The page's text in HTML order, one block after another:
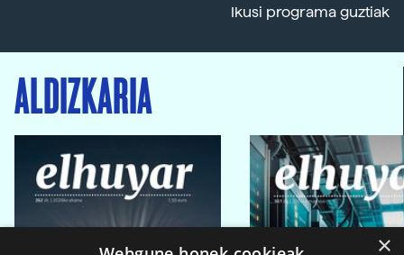
Ikusi programa guztiak
ALDIZKARIA
×